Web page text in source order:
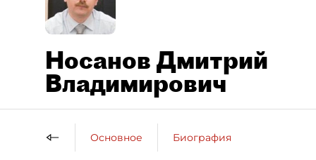
Носанов Дмитрий
Владимирович
Основное Биография